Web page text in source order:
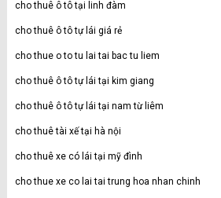
cho thuê ô tô tại linh đàm
cho thuê ô tô tự lái giá rẻ
cho thue o to tu lai tai bac tu liem
cho thuê ô tô tự lái tại kim giang
cho thuê ô tô tự lái tại nam từ liêm
cho thuê tài xế tại hà nội
cho thuê xe có lái tại mỹ đình
cho thue xe co lai tai trung hoa nhan chinh